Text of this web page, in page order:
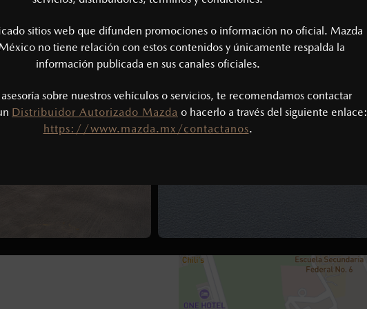
sitios web que difunden promociones o información no oficial. Mazda
no tiene relación con estos contenidos y únicamente respalda la
información publicada en sus canales oficiales.
sobre nuestros vehículos o servicios, te recomendamos contactar
Distribuidor Autorizado Mazda o hacerlo a través del siguiente enlace:
https://www.mazda.mx/contactanos.
CONTÁCTANOS AGENDAR PRUEBA